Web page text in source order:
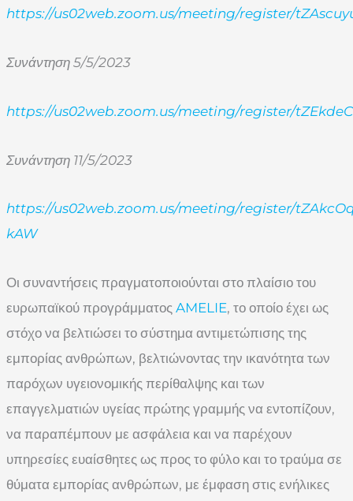
https://us02web.zoom.us/meeting/register/
Συνάντηση 5/5/2023
https://us02web.zoom.us/meeting/register/
Συνάντηση 11/5/2023
https://us02web.zoom.us/meeting/register/
kAW
Οι συναντήσεις πραγματοποιούνται στο πλαίσιο του
ευρωπαϊκού προγράμματος AMELIE, το οποίο έχει ως
στόχο να βελτιώσει το σύστημα αντιμετώπισης της
εμπορίας ανθρώπων, βελτιώνοντας την ικανότητα των
παρόχων υγειονομικής περίθαλψης και των
επαγγελματιών υγείας πρώτης γραμμής να εντοπίζουν,
να παραπέμπουν με ασφάλεια και να παρέχουν
υπηρεσίες ευαίσθητες ως προς το φύλο και το τραύμα σε
θύματα εμπορίας ανθρώπων, με έμφαση στις ενήλικες